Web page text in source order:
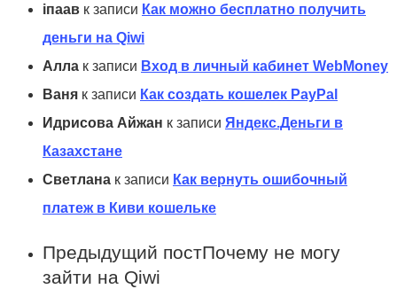
іпаав к записи Как можно бесплатно получить
деньги на Qiwi
Алла к записи Вход в личный кабинет WebMoney
Ваня к записи Как создать кошелек PayPal
Идрисова Айжан к записи Яндекс.Деньги в
Казахстане
Светлана к записи Как вернуть ошибочный
платеж в Киви кошельке
Предыдущий постПочему не могу
зайти на Qiwi